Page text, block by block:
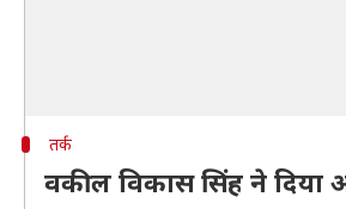
तर्क
वकील विकास सिंह ने दिया